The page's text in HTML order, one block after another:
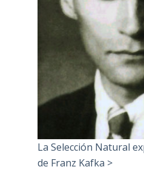
La Selección Natural
de Franz Kafka >